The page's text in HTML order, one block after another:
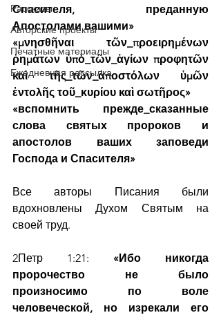
Рассказы
Авторские проекты
Печатные материалы
Ежедневная рассылка
Спасителя, преданную
Апостолами вашими»
«μνησθῆναι τῶν_προειρημένων
ῥημάτων ὑπὸ_τῶν_ἁγίων προφητῶν
καὶ τῆς_τῶν_ἀποστόλων ὑμῶν
ἐντολῆς τοῦ_κυρίου καὶ σωτῆρος»
«вспомнить прежде_сказанные
слова святых пророков и
апостолов ваших заповеди
Господа и Спасителя»
Все авторы Писания были
вдохновлены Духом Святым на
своей труд.
2Петр 1:21: «Ибо никогда
пророчество не было
произносимо по воле
человеческой, но изрекали его